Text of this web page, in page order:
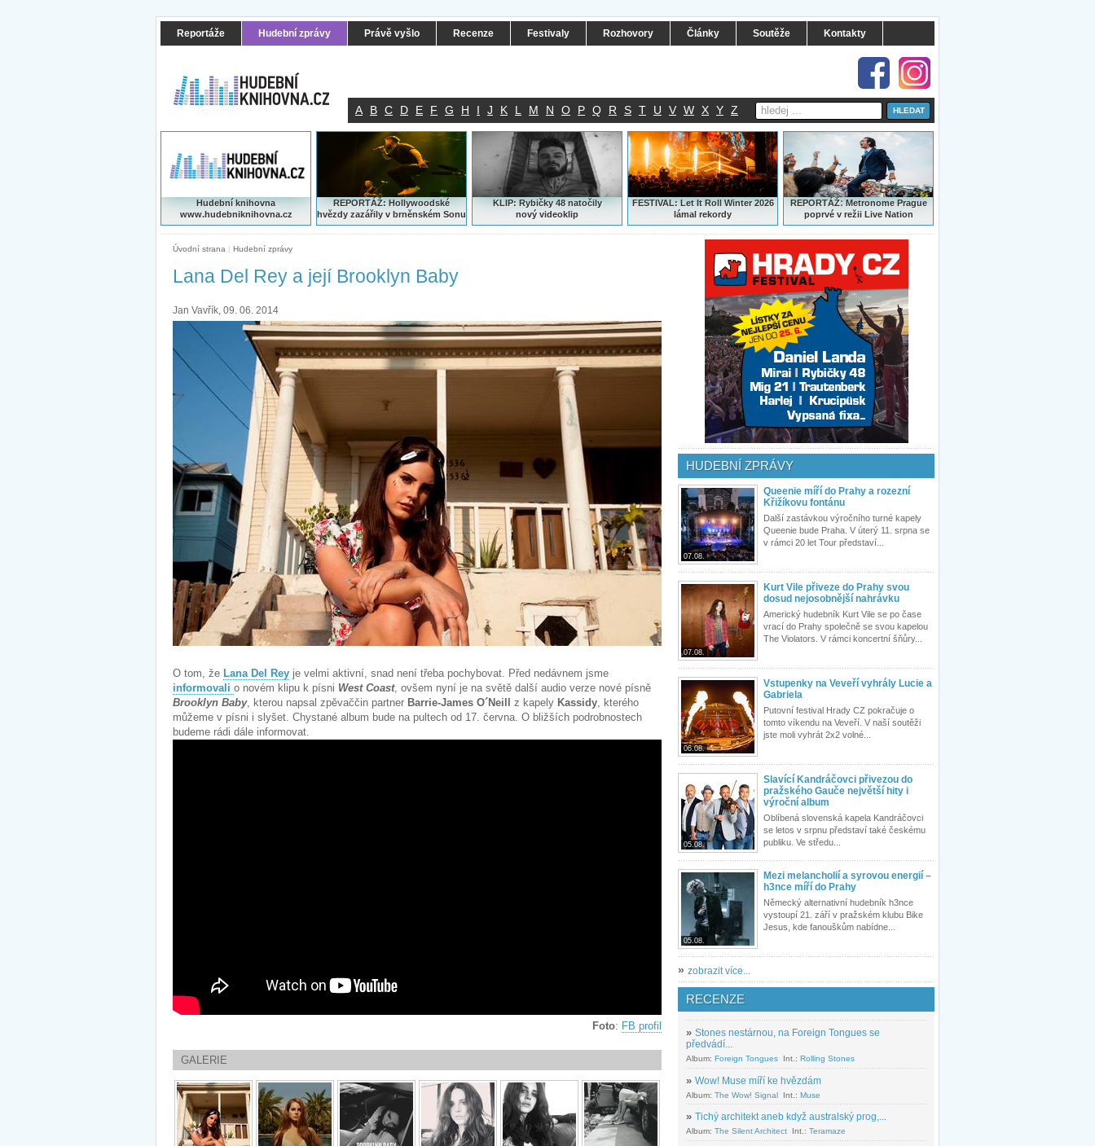
Reportáže Hudební zprávy Právě vyšlo Recenze Festivaly Rozhovory Články Soutěže Kontakty
A B C D E F G H I J K L M N O P Q R S T U V W X Y Z
Hudební knihovna
www.hudebniknihovna.cz
REPORTÁŽ: Hollywoodské
hvězdy zazářily v brněnském Sonu
KLIP: Rybičky 48 natočily
nový videoklip
FESTIVAL: Let It Roll Winter 2026
lámal rekordy
REPORTÁŽ:Metronome Prague
poprvé v režii Live Nation
Úvodní strana | Hudební zprávy
Lana Del Rey a její Brooklyn Baby
Jan Vavřík, 09. 06. 2014
O tom, že Lana Del Rey je velmi aktivní, snad není třeba pochybovat. Před nedávnem jsme
informovali o novém klipu k písni West Coast, ovšem nyní je na světě další audio verze nové písně
Brooklyn Baby, kterou napsal zpěvaččin partner Barrie-James O´Neill z kapely Kassidy, kterého
můžeme v písni i slyšet. Chystané album bude na pultech od 17. června. O bližších podrobnostech
budeme rádi dále informovat.
Foto: FB profil
GALERIE
HUDEBNÍ ZPRÁVY
07.08.
Queenie míří do Prahy a rozezní
Křižíkovu fontánu
Další zastávkou výročního turné kapely
Queenie bude Praha. V úterý 11. srpna se
v rámci 20 let Tour představí...
07.08.
Kurt Vile přiveze do Prahy svou
dosud nejosobnější nahrávku
Americký hudebník Kurt Vile se po čase
vrací do Prahy společně se svou kapelou
The Violators. V rámci koncertní šňůry...
06.08.
Vstupenky na Veveří vyhrály Lucie a
Gabriela
Putovní festival Hrady CZ pokračuje o
tomto víkendu na Veveří. V naší soutěži
jste moli vyhrát 2x2 volné...
05.08.
Slavící Kandráčovci přivezou do
pražského Gauče největší hity i
výroční album
Oblíbená slovenská kapela Kandráčovci
se letos v srpnu představí také českému
publiku. Ve středu...
05.08.
Mezi melancholií a syrovou energií –
h3nce míří do Prahy
Německý alternativní hudebník h3nce
vystoupí 21. září v pražském klubu Bike
Jesus, kde fanouškům nabídne...
» zobrazit více...
RECENZE
» Stones nestárnou, na Foreign Tongues se
předvádí...
Album: Foreign Tongues Int.: Rolling Stones
» Wow! Muse míří ke hvězdám
Album: The Wow! Signal Int.: Muse
» Tichý architekt aneb když australský prog,...
Album: The Silent Architect Int.: Teramaze